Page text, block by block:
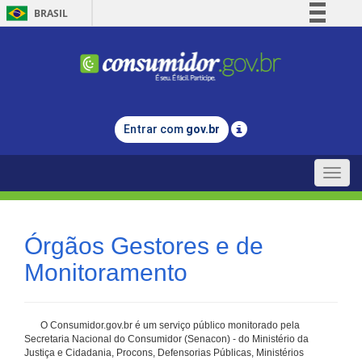
BRASIL
Comunica BR
Legislação
Entrar com gov.br
Toggle
Órgãos Gestores e de
Monitoramento
O Consumidor.gov.br é um serviço público monitorado pela
Secretaria Nacional do Consumidor (Senacon) - do Ministério da
Justiça e Cidadania, Procons, Defensorias Públicas, Ministérios